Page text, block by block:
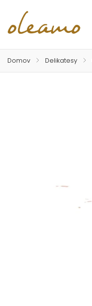
Domov / Delikatesy /